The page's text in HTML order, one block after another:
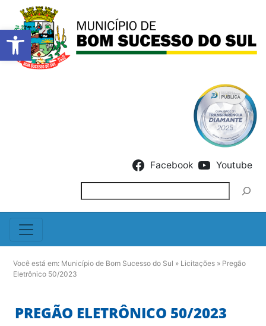
Barra de Ferramentas
Facebook Youtube
Você está em: Município de Bom Sucesso do Sul » Licitações » Pregão
Eletrônico 50/2023
PREGÃO ELETRÔNICO 50/2023